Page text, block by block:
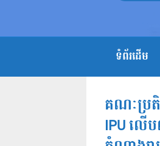
ទំព័រដើម
គណៈប្រតិ
IPU លើ